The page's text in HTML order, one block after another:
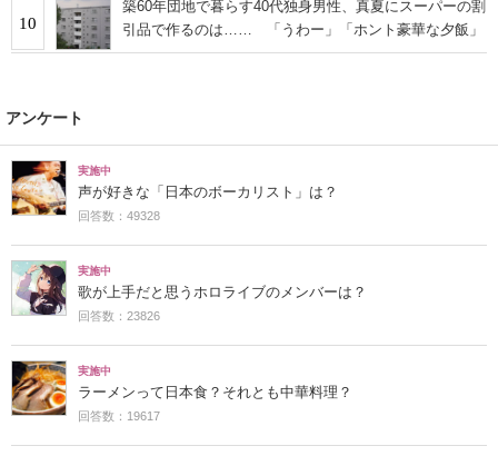
10
築60年団地で暮らす40代独身男性、真夏にスーパーの割
引品で作るのは…… 「うわー」「ホント豪華な夕飯」
アンケート
実施中
声が好きな「日本のボーカリスト」は？
回答数：49328
実施中
歌が上手だと思うホロライブのメンバーは？
回答数：23826
実施中
ラーメンって日本食？それとも中華料理？
回答数：19617